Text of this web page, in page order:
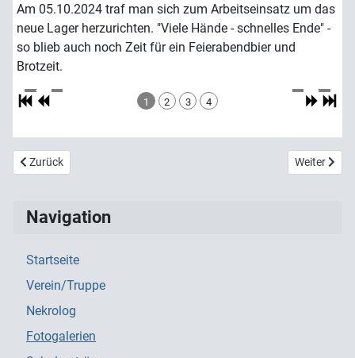
Am 05.10.2024 traf man sich zum Arbeitseinsatz um das
neue Lager herzurichten. "Viele Hände - schnelles Ende" -
so blieb auch noch Zeit für ein Feierabendbier und
Brotzeit.
1 2 3 4
Vorheriger Beitrag: 2024 Vereinsausflug nach Nürnberg
Zurück Nächster
Weiter
Navigation
Startseite
Verein/Truppe
Nekrolog
Fotogalerien